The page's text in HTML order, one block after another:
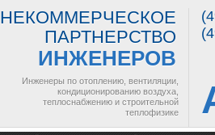
НЕКОММЕРЧЕСКОЕ
ПАРТНЕРСТВО
ИНЖЕНЕРОВ
Инженеры по отоплению, вентиляции,
кондиционированию воздуха,
теплоснабжению и строительной
теплофизике